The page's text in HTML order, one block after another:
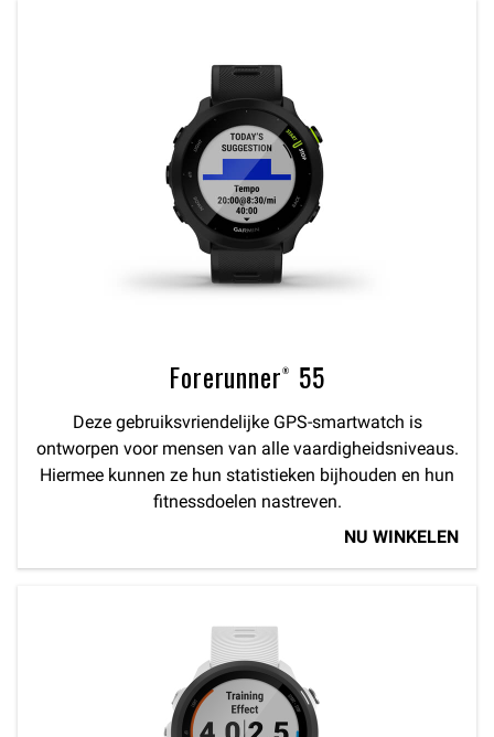
Forerunner® 55
Deze gebruiksvriendelijke GPS-smartwatch is
ontworpen voor mensen van alle vaardigheidsniveaus.
Hiermee kunnen ze hun statistieken bijhouden en hun
fitnessdoelen nastreven.
NU WINKELEN